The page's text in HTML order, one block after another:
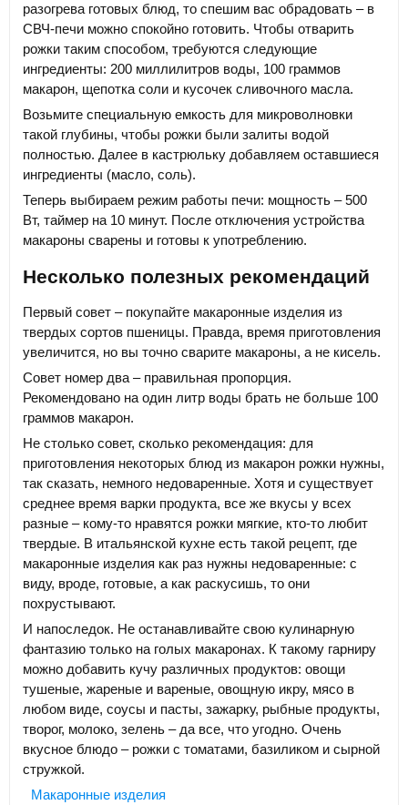
разогрева готовых блюд, то спешим вас обрадовать – в
СВЧ-печи можно спокойно готовить. Чтобы отварить
рожки таким способом, требуются следующие
ингредиенты: 200 миллилитров воды, 100 граммов
макарон, щепотка соли и кусочек сливочного масла.
Возьмите специальную емкость для микроволновки
такой глубины, чтобы рожки были залиты водой
полностью. Далее в кастрюльку добавляем оставшиеся
ингредиенты (масло, соль).
Теперь выбираем режим работы печи: мощность – 500
Вт, таймер на 10 минут. После отключения устройства
макароны сварены и готовы к употреблению.
Несколько полезных рекомендаций
Первый совет – покупайте макаронные изделия из
твердых сортов пшеницы. Правда, время приготовления
увеличится, но вы точно сварите макароны, а не кисель.
Совет номер два – правильная пропорция.
Рекомендовано на один литр воды брать не больше 100
граммов макарон.
Не столько совет, сколько рекомендация: для
приготовления некоторых блюд из макарон рожки нужны,
так сказать, немного недоваренные. Хотя и существует
среднее время варки продукта, все же вкусы у всех
разные – кому-то нравятся рожки мягкие, кто-то любит
твердые. В итальянской кухне есть такой рецепт, где
макаронные изделия как раз нужны недоваренные: с
виду, вроде, готовые, а как раскусишь, то они
похрустывают.
И напоследок. Не останавливайте свою кулинарную
фантазию только на голых макаронах. К такому гарниру
можно добавить кучу различных продуктов: овощи
тушеные, жареные и вареные, овощную икру, мясо в
любом виде, соусы и пасты, зажарку, рыбные продукты,
творог, молоко, зелень – да все, что угодно. Очень
вкусное блюдо – рожки с томатами, базиликом и сырной
стружкой.
Макаронные изделия